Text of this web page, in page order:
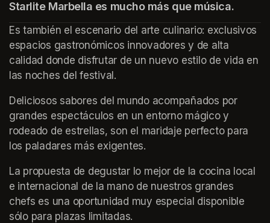
Starlite Marbella es mucho más que música.
Es también el escenario del arte culinario: exclusivos
espacios gastronómicos innovadores y de alta
calidad donde disfrutar de un nuevo estilo de vida en
las noches del festival.
Deliciosos sabores del mundo acompañados por
grandes espectáculos en un entorno mágico y
rodeado de estrellas, son el maridaje perfecto para
los paladares más exigentes.
La propuesta de degustar lo mejor de la cocina local
e internacional de la mano de nuestros grandes
chefs es una oportunidad muy especial disponible
sólo para plazas limitadas.